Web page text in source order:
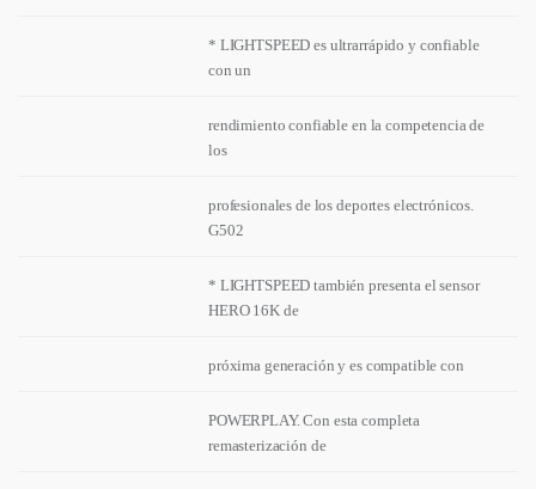
* LIGHTSPEED es ultrarrápido y confiable
con un
rendimiento confiable en la competencia de
los
profesionales de los deportes electrónicos.
G502
* LIGHTSPEED también presenta el sensor
HERO 16K de
próxima generación y es compatible con
POWERPLAY. Con esta completa
remasterización de